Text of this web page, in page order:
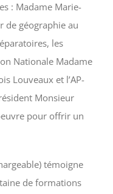
: Madame Marie-
de géographie au
les
Nationale Madame
Louveaux et l’AP-
Monsieur
pour offrir un
témoigne
de formations